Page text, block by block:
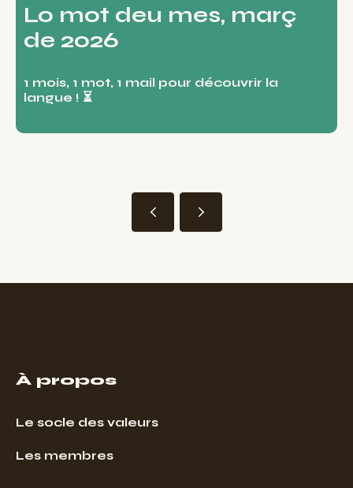
Lo mot deu mes, març
de 2026
1 mois, 1 mot, 1 mail pour découvrir la
langue ! ⏳​
À propos
Le socle des valeurs
Les membres